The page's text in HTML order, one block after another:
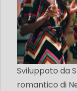
Sviluppato da
romantico di